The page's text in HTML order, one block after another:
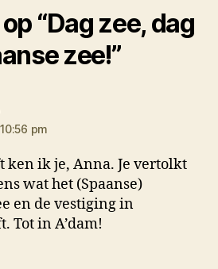
“Dag zee, dag
zee!”
pm
ken ik je, Anna. Je vertolkt
wat het (Spaanse)
en de vestiging in
Tot in A’dam!